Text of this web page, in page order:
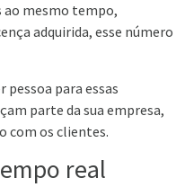
ao mesmo tempo,
adquirida, esse número
pessoa para essas
parte da sua empresa,
com os clientes.
real